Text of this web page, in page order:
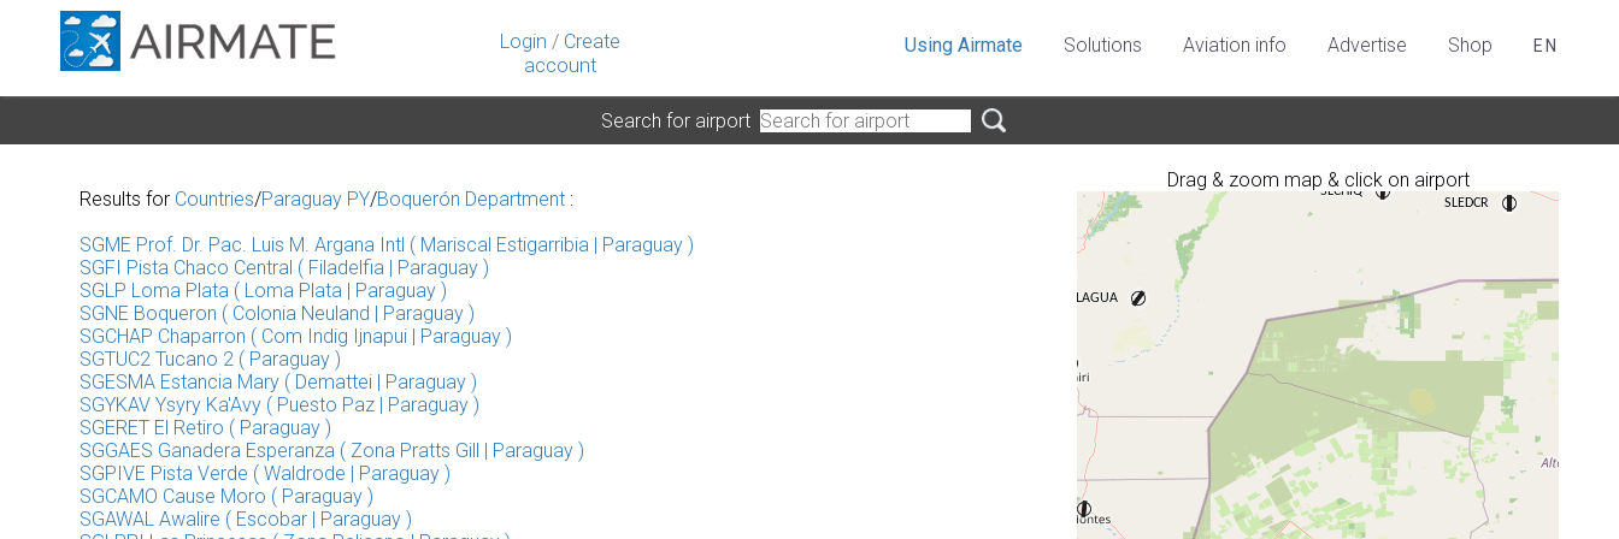
Login / Create
account
Using Airmate Solutions Aviation info Advertise Shop EN
Search for airport
Drag & zoom map & click on airport
Results for Countries/Paraguay PY/Boquerón Department :
SGME Prof. Dr. Pac. Luis M. Argana Intl ( Mariscal Estigarribia | Paraguay )
SGFI Pista Chaco Central ( Filadelfia | Paraguay )
SGLP Loma Plata ( Loma Plata | Paraguay )
SGNE Boqueron ( Colonia Neuland | Paraguay )
SGCHAP Chaparron ( Com Indig Ijnapui | Paraguay )
SGTUC2 Tucano 2 ( Paraguay )
SGESMA Estancia Mary ( Demattei | Paraguay )
SGYKAV Ysyry Ka'Avy ( Puesto Paz | Paraguay )
SGERET El Retiro ( Paraguay )
SGGAES Ganadera Esperanza ( Zona Pratts Gill | Paraguay )
SGPIVE Pista Verde ( Waldrode | Paraguay )
SGCAMO Cause Moro ( Paraguay )
SGAWAL Awalire ( Escobar | Paraguay )